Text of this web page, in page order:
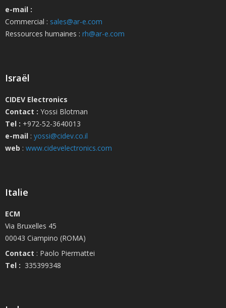
e-mail :
Commercial : sales@ar-e.com
Ressources humaines : rh@ar-e.com
Israël
CIDEV Electronics
Contact : Yossi Blotman
Tel : +972-52-3640013
e-mail : yossi@cidev.co.il
web : www.cidevelectronics.com
Italie
ECM
Via Bruxelles 45
00043 Ciampino (ROMA)
Contact : Paolo Piermattei
Tel : 335399348